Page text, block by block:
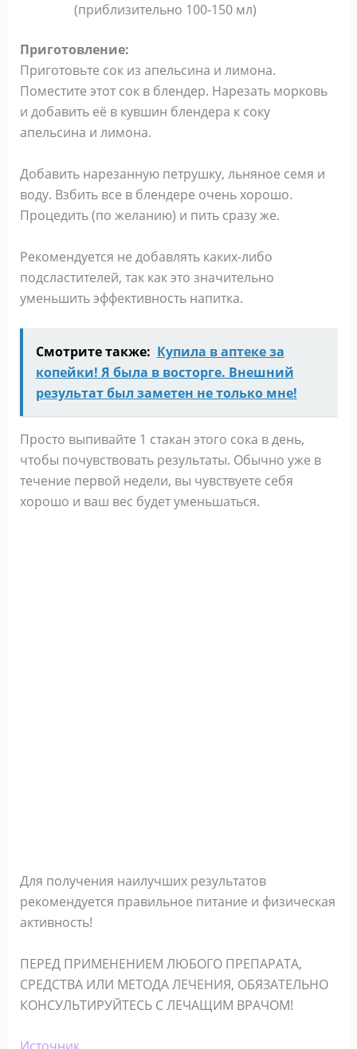
(приблизительно 100-150 мл)
Приготовление:
Приготовьте сок из апельсина и лимона.
Поместите этот сок в блендер. Нарезать морковь
и добавить её в кувшин блендера к соку
апельсина и лимона.
Добавить нарезанную петрушку, льняное семя и
воду. Взбить все в блендере очень хорошо.
Процедить (по желанию) и пить сразу же.
Рекомендуется не добавлять каких-либо
подсластителей, так как это значительно
уменьшить эффективность напитка.
Смотрите также: Купила в аптеке за
копейки! Я была в восторге. Внешний
результат был заметен не только мне!
Просто выпивайте 1 стакан этого сока в день,
чтобы почувствовать результаты. Обычно уже в
течение первой недели, вы чувствуете себя
хорошо и ваш вес будет уменьшаться.
Для получения наилучших результатов
рекомендуется правильное питание и физическая
активность!
ПЕРЕД ПРИМЕНЕНИЕМ ЛЮБОГО ПРЕПАРАТА,
СРЕДСТВА ИЛИ МЕТОДА ЛЕЧЕНИЯ, ОБЯЗАТЕЛЬНО
КОНСУЛЬТИРУЙТЕСЬ С ЛЕЧАЩИМ ВРАЧОМ!